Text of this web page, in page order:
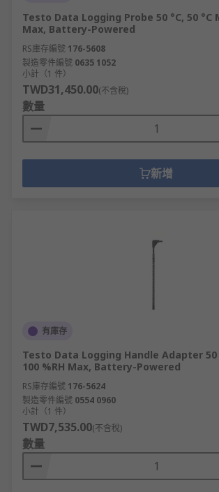
Testo Data Logging Probe 50 °C, 50 °C
Max, Battery-Powered
RS庫存編號 176-5608
製造零件編號 0635 1052
小計（1 件）
TWD31,450.00(不含稅)
數量
新增
有庫存
Testo Data Logging Handle Adapter 50
100 %RH Max, Battery-Powered
RS庫存編號 176-5624
製造零件編號 0554 0960
小計（1 件）
TWD7,535.00(不含稅)
數量